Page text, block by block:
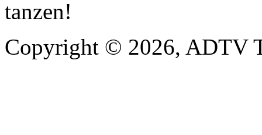
tanzen!
Copyright © 2026, ADTV